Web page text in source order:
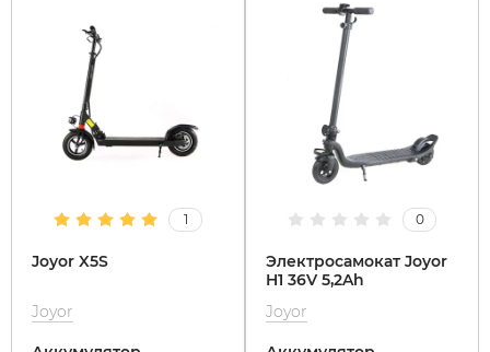
1
Joyor X5S
Joyor
0
Электросамокат Joyor
H1 36V 5,2Ah
Joyor